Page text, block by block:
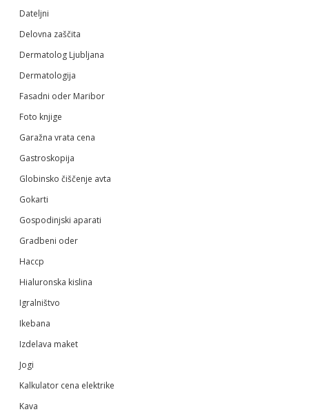
Dateljni
Delovna zaščita
Dermatolog Ljubljana
Dermatologija
Fasadni oder Maribor
Foto knjige
Garažna vrata cena
Gastroskopija
Globinsko čiščenje avta
Gokarti
Gospodinjski aparati
Gradbeni oder
Haccp
Hialuronska kislina
Igralništvo
Ikebana
Izdelava maket
Jogi
Kalkulator cena elektrike
Kava